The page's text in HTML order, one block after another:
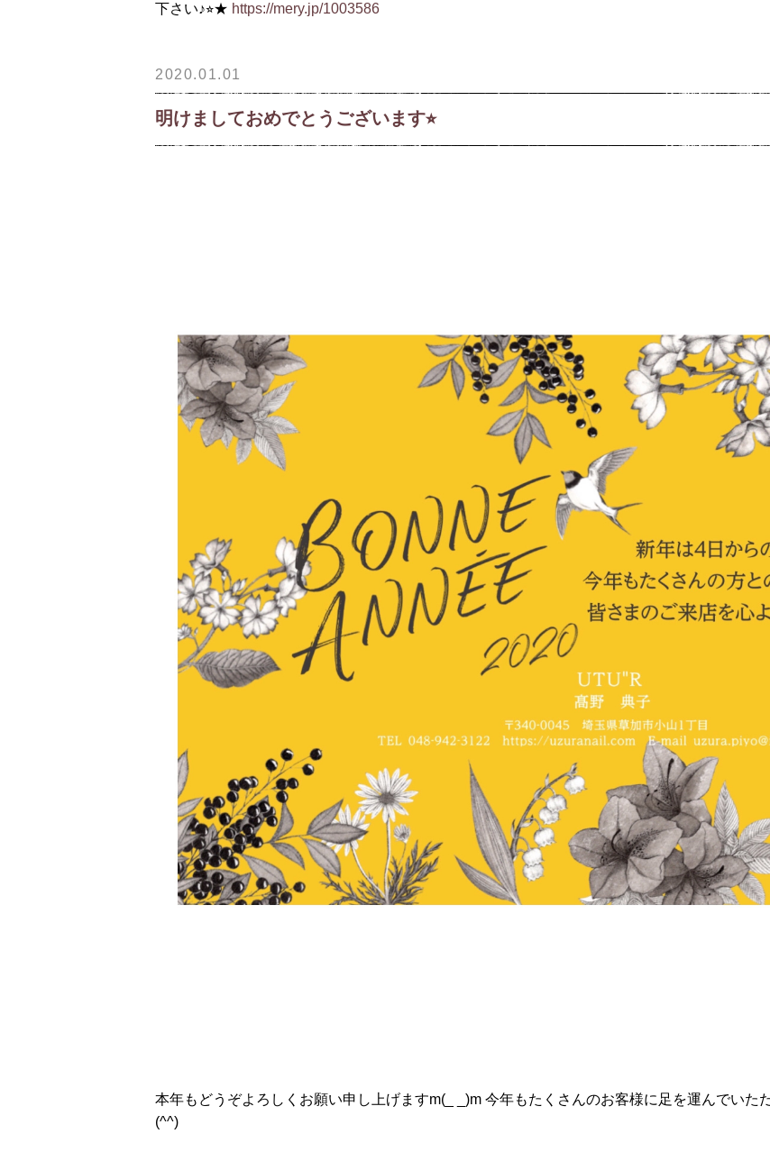
下さい♪⭐︎★ https://mery.jp/1003586
2020.01.01
明けましておめでとうございます⭐︎
本年もどうぞよろしくお願い申し上げますm(_ _)m 今年もたくさんのお客様に足を運んでいた
(^^)